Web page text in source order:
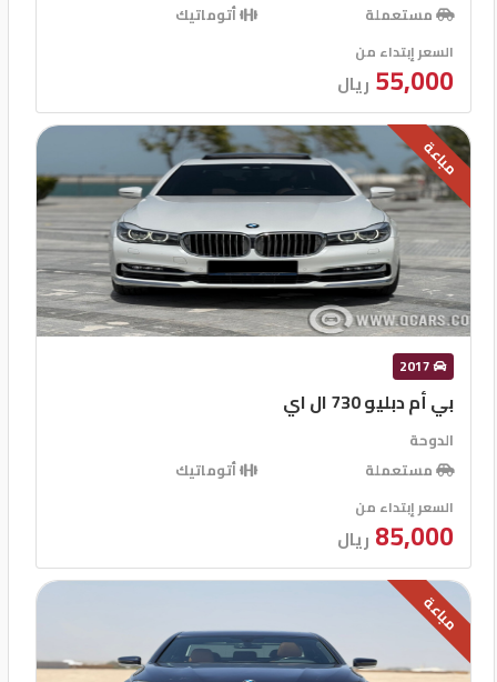
مستعملة
أتوماتيك
السعر إبتداء من
55,000 ريال
مباعة
2017
بي أم دبليو 730 ال اي
الدوحة
مستعملة
أتوماتيك
السعر إبتداء من
85,000 ريال
مباعة